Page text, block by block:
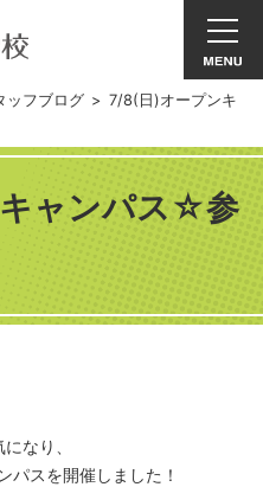
ッフブログ > 7/8(日)オープンキ
ャンパス☆参
なり、
パスを開催しました！